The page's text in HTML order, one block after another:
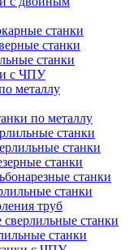
станки
станки
станки
с ЧПУ
металлу
по металлу
станки
станки
станки
станки
станки
труб
сверлильные станки
станки